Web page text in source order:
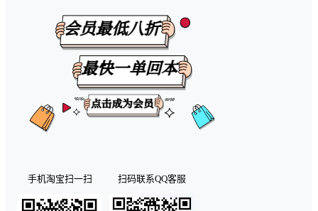
手机淘宝扫一扫 扫码联系QQ客服